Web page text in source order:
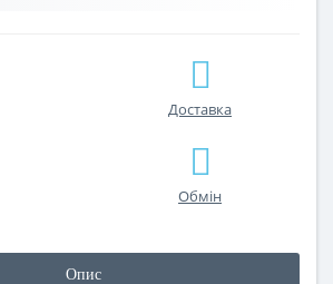
Доставка
Обмін
Опис